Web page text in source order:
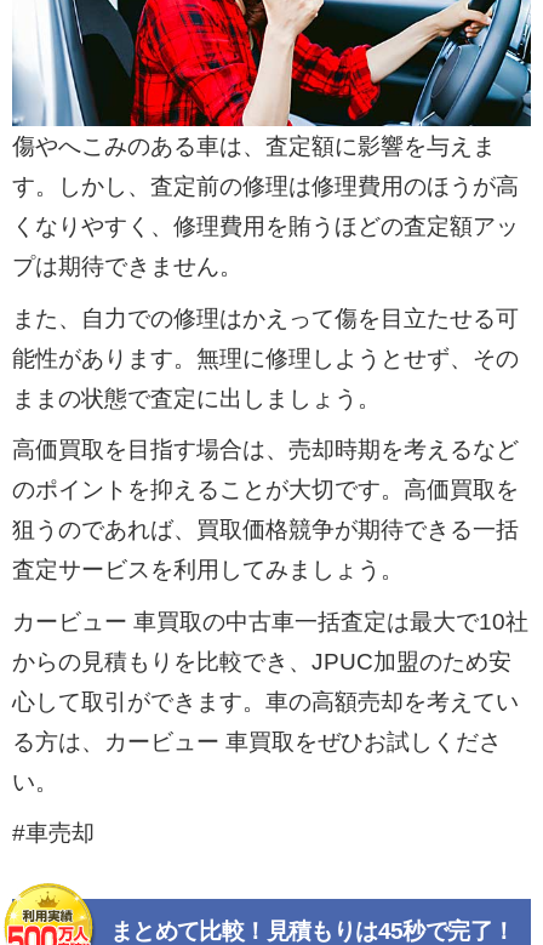
傷やへこみのある車は、査定額に影響を与えま
す。しかし、査定前の修理は修理費用のほうが高
くなりやすく、修理費用を賄うほどの査定額アッ
プは期待できません。
また、自力での修理はかえって傷を目立たせる可
能性があります。無理に修理しようとせず、その
ままの状態で査定に出しましょう。
高価買取を目指す場合は、売却時期を考えるなど
のポイントを抑えることが大切です。高価買取を
狙うのであれば、買取価格競争が期待できる一括
査定サービスを利用してみましょう。
カービュー 車買取の中古車一括査定は最大で10社
からの見積もりを比較でき、JPUC加盟のため安
心して取引ができます。車の高額売却を考えてい
る方は、カービュー 車買取をぜひお試しくださ
い。
#車売却
まとめて比較！見積もりは45秒で完了！